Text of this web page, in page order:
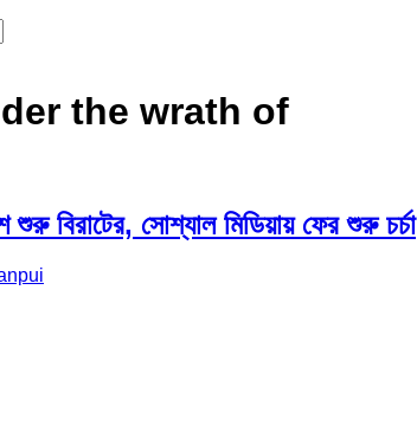
the wrath of
বিরাটের, সোশ্যাল মিডিয়ায় ফের শুরু চর্চা